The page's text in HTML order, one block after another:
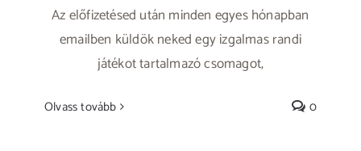
Az előfizetésed után minden egyes hónapban
emailben küldök neked egy izgalmas randi
játékot tartalmazó csomagot,
Olvass tovább 0